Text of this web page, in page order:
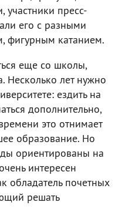
участники пресс-
его с разными
фигурным катанием.
еще со школы,
Несколько лет нужно
ездить на
дополнительно,
это отнимает
образование. Но
ориентированы на
интересен
обладатель почетных
решать